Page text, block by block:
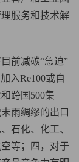
服务和技术解
前减碳“急迫”
入Re100或自
跨国500集
雨绸缪的出口
石化、化工、
等；四，对于